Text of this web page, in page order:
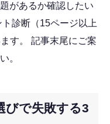
があるか確認したい
診断（15ページ以上
す。 記事末尾にご案
。
びで失敗する3